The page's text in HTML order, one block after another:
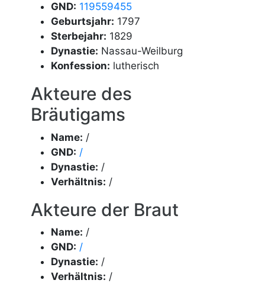
GND: 119559455
Geburtsjahr: 1797
Sterbejahr: 1829
Dynastie: Nassau-Weilburg
Konfession: lutherisch
Akteure des
Bräutigams
Name: /
GND: /
Dynastie: /
Verhältnis: /
Akteure der Braut
Name: /
GND: /
Dynastie: /
Verhältnis: /